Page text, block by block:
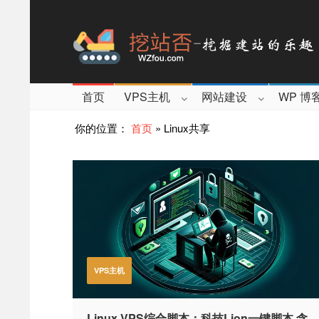
首页 VPS主机 网站建设 WP 博
你的位置： 首页 » Linux共享
VPS主机